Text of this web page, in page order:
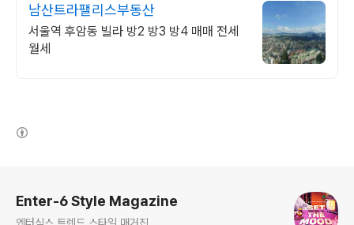
남산트라팰리스부동산
서울역 후암동 빌라 방2 방3 방4 매매 전세
월세
Enter-6 Style Magazine